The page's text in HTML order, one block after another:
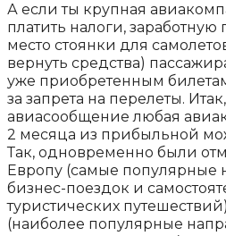
А если ты крупная
платить налоги, заработную
место стоянки для
вернуть средства)
уже приобретенным
за запрета на перелеты.
авиасообщение любая
2 месяца из прибыльной
Так, одновременно были
Европу (самые популярные
бизнес-поездок и
туристических
(наиболее популярные